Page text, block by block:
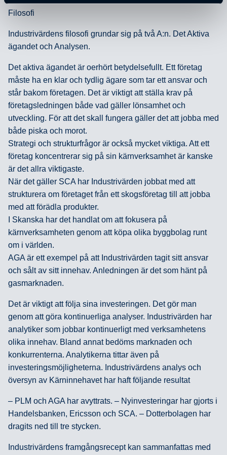
Filosofi
Industrivärdens filosofi grundar sig på två A:n. Det Aktiva
ägandet och Analysen.
Det aktiva ägandet är oerhört betydelsefullt. Ett företag
måste ha en klar och tydlig ägare som tar ett ansvar och
står bakom företagen. Det är viktigt att ställa krav på
företagsledningen både vad gäller lönsamhet och
utveckling. För att det skall fungera gäller det att jobba med
både piska och morot.
Strategi och strukturfrågor är också mycket viktiga. Att ett
företag koncentrerar sig på sin kärnverksamhet är kanske
är det allra viktigaste.
När det gäller SCA har Industrivärden jobbat med att
strukturera om företaget från ett skogsföretag till att jobba
med att förädla produkter.
I Skanska har det handlat om att fokusera på
kärnverksamheten genom att köpa olika byggbolag runt
om i världen.
AGA är ett exempel på att Industrivärden tagit sitt ansvar
och sålt av sitt innehav. Anledningen är det som hänt på
gasmarknaden.
Det är viktigt att följa sina investeringen. Det gör man
genom att göra kontinuerliga analyser. Industrivärden har
analytiker som jobbar kontinuerligt med verksamhetens
olika innehav. Bland annat bedöms marknaden och
konkurrenterna. Analytikerna tittar även på
investeringsmöjligheterna. Industrivärdens analys och
översyn av Kärninnehavet har haft följande resultat
– PLM och AGA har avyttrats. – Nyinvesteringar har gjorts i
Handelsbanken, Ericsson och SCA. – Dotterbolagen har
dragits ned till tre stycken.
Industrivärdens framgångsrecept kan sammanfattas med